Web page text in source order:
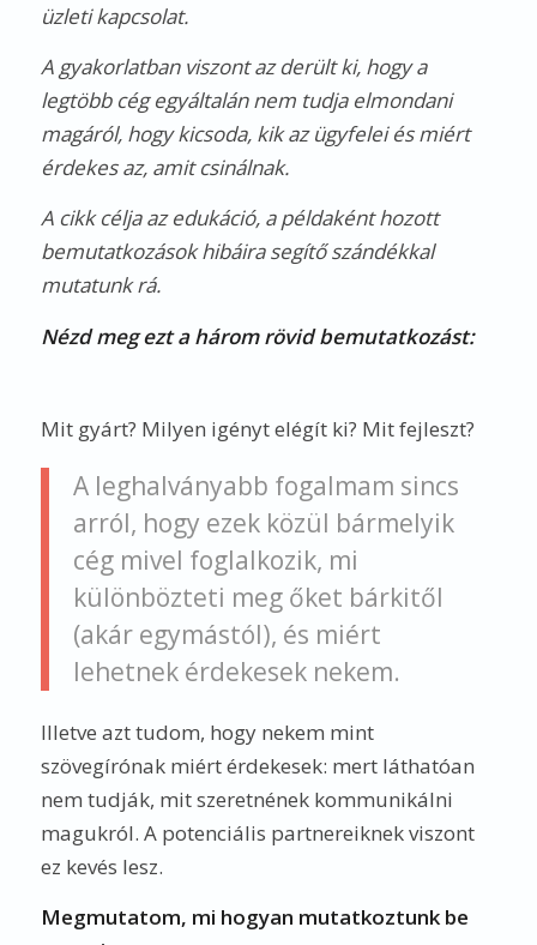
üzleti kapcsolat.
A gyakorlatban viszont az derült ki, hogy a
legtöbb cég egyáltalán nem tudja elmondani
magáról, hogy kicsoda, kik az ügyfelei és miért
érdekes az, amit csinálnak.
A cikk célja az edukáció, a példaként hozott
bemutatkozások hibáira segítő szándékkal
mutatunk rá.
Nézd meg ezt a három rövid bemutatkozást:
Mit gyárt? Milyen igényt elégít ki? Mit fejleszt?
A leghalványabb fogalmam sincs
arról, hogy ezek közül bármelyik
cég mivel foglalkozik, mi
különbözteti meg őket bárkitől
(akár egymástól), és miért
lehetnek érdekesek nekem.
Illetve azt tudom, hogy nekem mint
szövegírónak miért érdekesek: mert láthatóan
nem tudják, mit szeretnének kommunikálni
magukról. A potenciális partnereiknek viszont
ez kevés lesz.
Megmutatom, mi hogyan mutatkoztunk be